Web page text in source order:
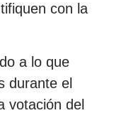
con la
a lo que
durante el
votación del